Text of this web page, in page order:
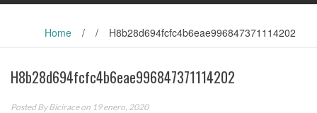
Home / / H8b28d694fcfc4b6eae996847371114202
H8b28d694fcfc4b6eae996847371114202
Posted ByBiciraceon 19 enero, 2020